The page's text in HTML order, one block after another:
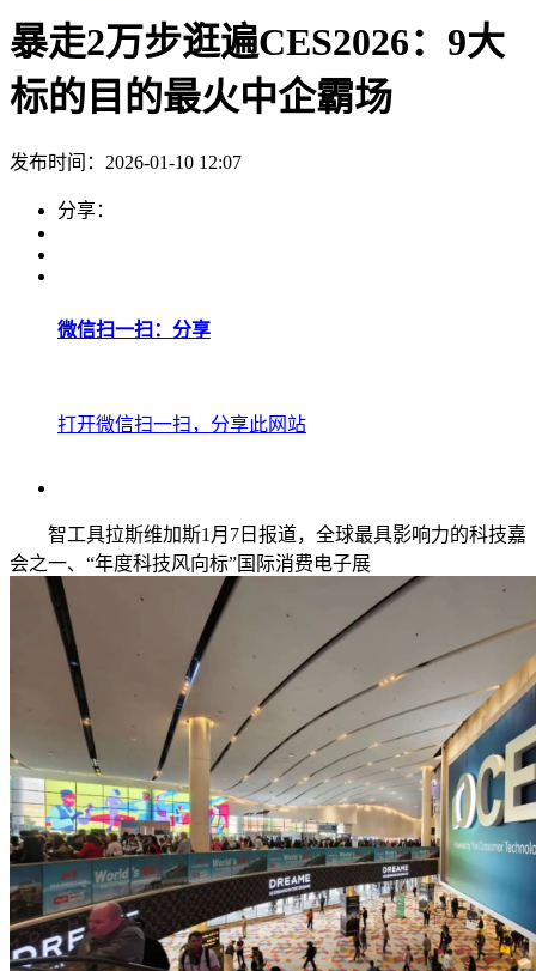
暴走2万步逛遍CES2026：9大
标的目的最火中企霸场
发布时间：2026-01-10 12:07
分享：
微信扫一扫：分享
打开微信扫一扫，分享此网站
智工具拉斯维加斯1月7日报道，全球最具影响力的科技嘉
会之一、“年度科技风向标”国际消费电子展